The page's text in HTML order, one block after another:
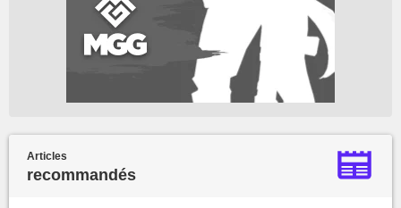
Articles
recommandés